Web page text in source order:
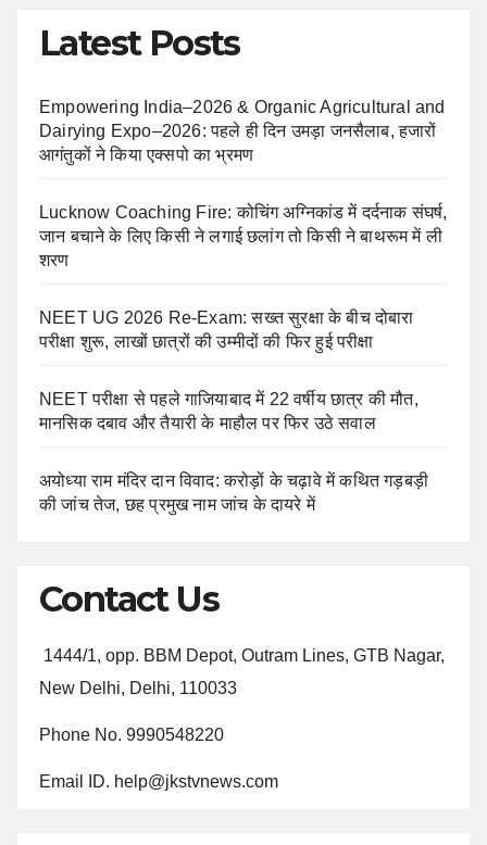
Latest Posts
Empowering India–2026 & Organic Agricultural and
Dairying Expo–2026: पहले ही दिन उमड़ा जनसैलाब, हजारों
आगंतुकों ने किया एक्सपो का भ्रमण
Lucknow Coaching Fire: कोचिंग अग्निकांड में दर्दनाक संघर्ष,
जान बचाने के लिए किसी ने लगाई छलांग तो किसी ने बाथरूम में ली
शरण
NEET UG 2026 Re-Exam: सख्त सुरक्षा के बीच दोबारा
परीक्षा शुरू, लाखों छात्रों की उम्मीदों की फिर हुई परीक्षा
NEET परीक्षा से पहले गाजियाबाद में 22 वर्षीय छात्र की मौत,
मानसिक दबाव और तैयारी के माहौल पर फिर उठे सवाल
अयोध्या राम मंदिर दान विवाद: करोड़ों के चढ़ावे में कथित गड़बड़ी
की जांच तेज, छह प्रमुख नाम जांच के दायरे में
Contact Us
1444/1, opp. BBM Depot, Outram Lines, GTB Nagar,
New Delhi, Delhi, 110033
Phone No. 9990548220
Email ID. help@jkstvnews.com